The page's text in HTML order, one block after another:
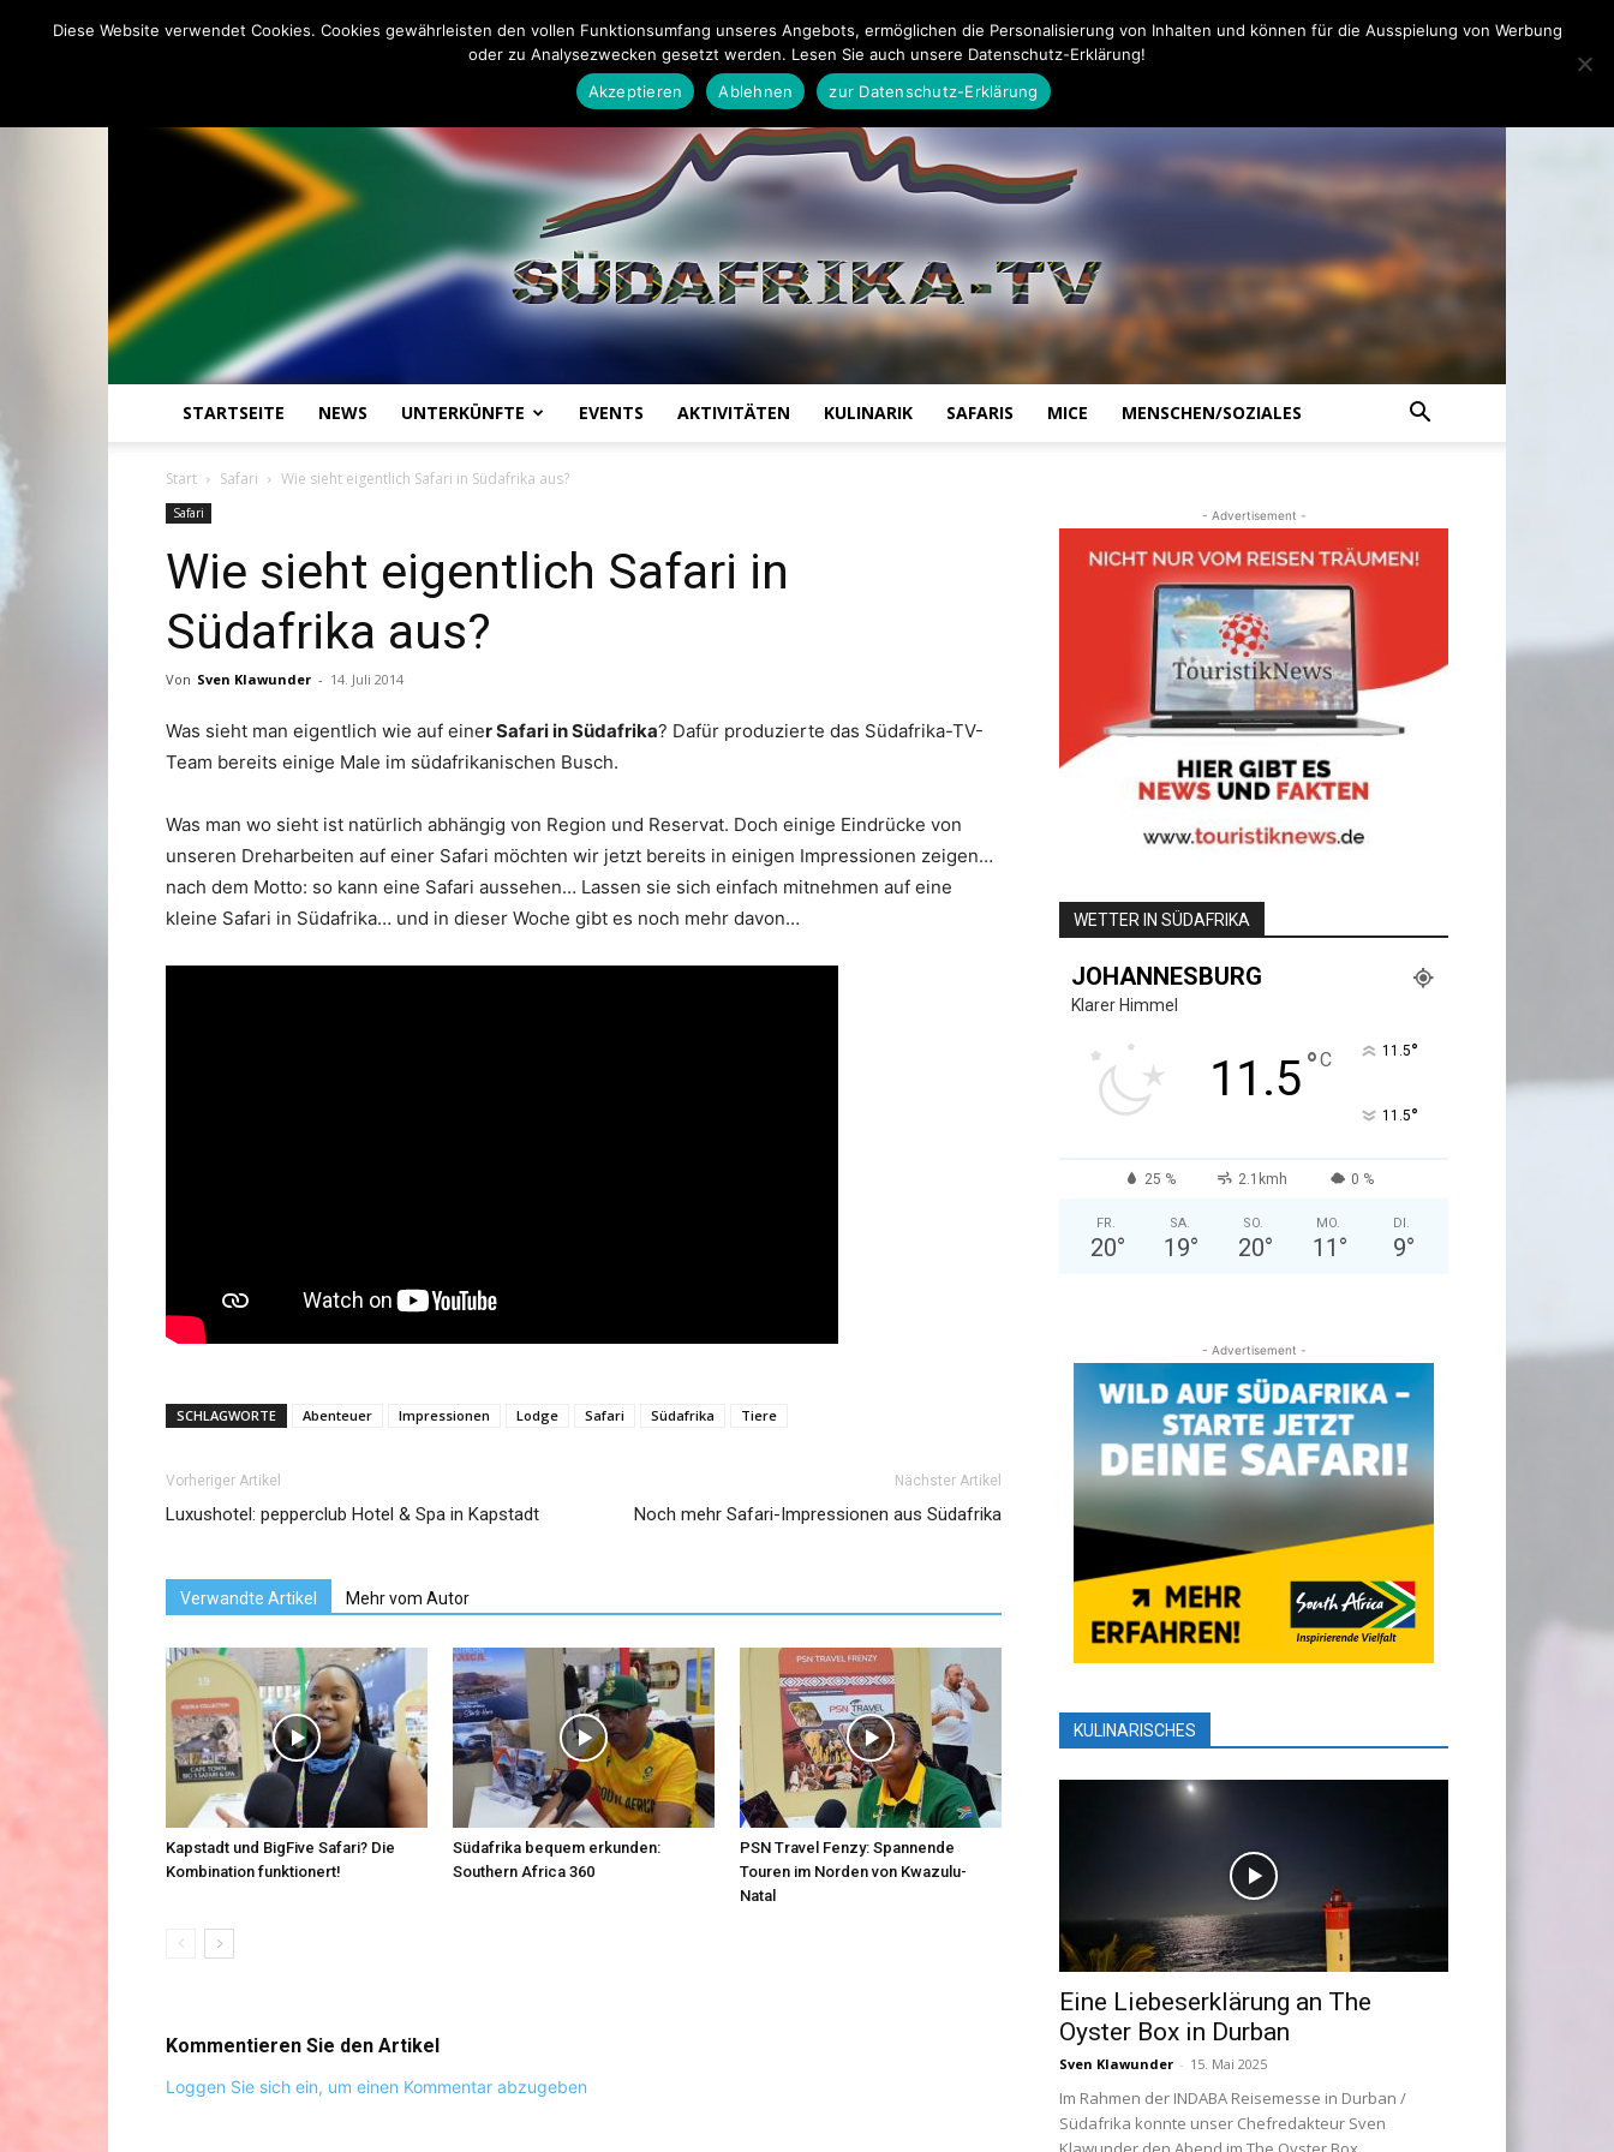
STARTSEITE NEWS UNTERKÜNFTE EVENTS AKTIVITÄTEN KULINARIK SAFARIS MICE MENSCHEN/SOZIALES
Start Safari Wie sieht eigentlich Safari in Südafrika aus?
Safari
Wie sieht eigentlich Safari in
Südafrika aus?
Von Sven Klawunder - 14. Juli 2014
Was sieht man eigentlich wie auf einer Safari in Südafrika? Dafür produzierte das Südafrika-TV-
Team bereits einige Male im südafrikanischen Busch.
Was man wo sieht ist natürlich abhängig von Region und Reservat. Doch einige Eindrücke von
unseren Dreharbeiten auf einer Safari möchten wir jetzt bereits in einigen Impressionen zeigen…
nach dem Motto: so kann eine Safari aussehen… Lassen sie sich einfach mitnehmen auf eine
kleine Safari in Südafrika… und in dieser Woche gibt es noch mehr davon…
SCHLAGWORTE Abenteuer Impressionen Lodge Safari Südafrika Tiere
Vorheriger Artikel
Luxushotel: pepperclub Hotel & Spa in Kapstadt
Nächster Artikel
Noch mehr Safari-Impressionen aus Südafrika
Verwandte Artikel Mehr vom Autor
Kapstadt und BigFive Safari? Die
Kombination funktionert!
Südafrika bequem erkunden:
Southern Africa 360
PSN Travel Fenzy: Spannende
Touren im Norden von Kwazulu-
Natal
Kommentieren Sie den Artikel
Loggen Sie sich ein, um einen Kommentar abzugeben
- Advertisement -
WETTER IN SÜDAFRIKA
JOHANNESBURG
Klarer Himmel
11.5°C 11.5°
11.5°
25 % 2.1kmh 0 %
FR.
20°
SA.
19°
SO.
20°
MO.
11 °
DI.
9°
- Advertisement -
KULINARISCHES
Eine Liebeserklärung an The
Oyster Box in Durban
Sven Klawunder - 15. Mai 2025
Im Rahmen der INDABA Reisemesse in Durban /
Südafrika konnte unser Chefredakteur Sven
Diese Website verwendet Cookies. Cookies gewährleisten den vollen Funktionsumfang unseres Angebots, ermöglichen die Personalisierung von Inhalten und können für die Ausspielung von Werbung
oder zu Analysezwecken gesetzt werden. Lesen Sie auch unsere Datenschutz-Erklärung!
Akzeptieren
Ablehnen zur Datenschutz-Erklärung